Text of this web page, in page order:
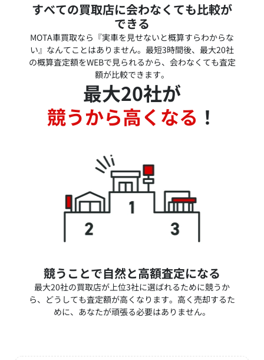
すべての買取店に会わなくても比較が
できる
MOTA車買取なら『実車を見せないと概算すらわからな
い』なんてことはありません。最短3時間後、最大20社
の概算査定額をWEBで見られるから、会わなくても査定
額が比較できます。
最大20社が
競うから高くなる ！
競うことで自然と高額査定になる
最大20社の買取店が上位3社に選ばれるために競うか
ら、どうしても査定額が高くなります。高く売却するた
めに、あなたが頑張る必要はありません。